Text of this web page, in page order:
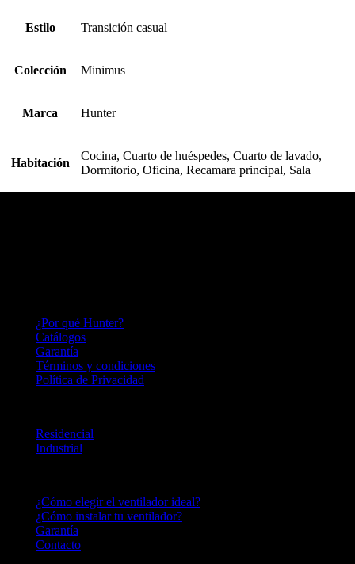
Estilo Transición casual
Colección Minimus
Marca Hunter
Habitación
Cocina, Cuarto de huéspedes, Cuarto de lavado,
Dormitorio, Oficina, Recamara principal, Sala
¿Por qué Hunter?
Catálogos
Garantía
Términos y condiciones
Política de Privacidad
Residencial
Industrial
¿Cómo elegir el ventilador ideal?
¿Cómo instalar tu ventilador?
Garantía
Contacto